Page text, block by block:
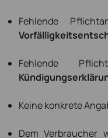
Fehlende
Fehlende
Keine konkrete
Dem Verbraucher